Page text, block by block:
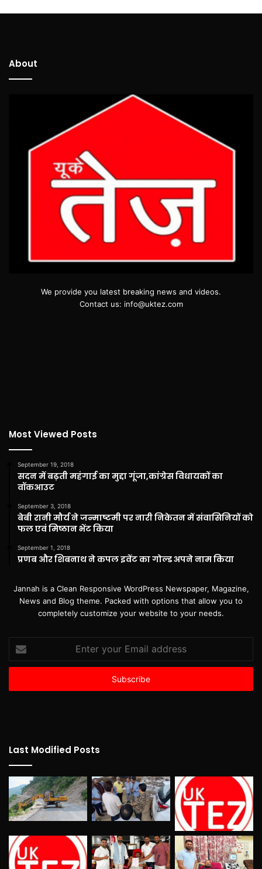
About
We provide you latest breaking news and videos.
Contact us: info@uktez.com
Most Viewed Posts
September 19, 2018
सदन में बढ़ती महंगाई का मुद्दा गूंजा,कांग्रेस विधायकों का
वॉकआउट
September 3, 2018
बेबी रानी मौर्य ने जन्माष्टमी पर नारी निकेतन में संवासिनियों को
फल एवं मिष्ठान भेंट किया
September 1, 2018
प्रणब और शिबनाथ ने कपल इवेंट का गोल्ड अपने नाम किया
Jannah is a Clean Responsive WordPress Newspaper, Magazine,
News and Blog theme. Packed with options that allow you to
completely customize your website to your needs.
Enter
your
Email
Last Modified Posts